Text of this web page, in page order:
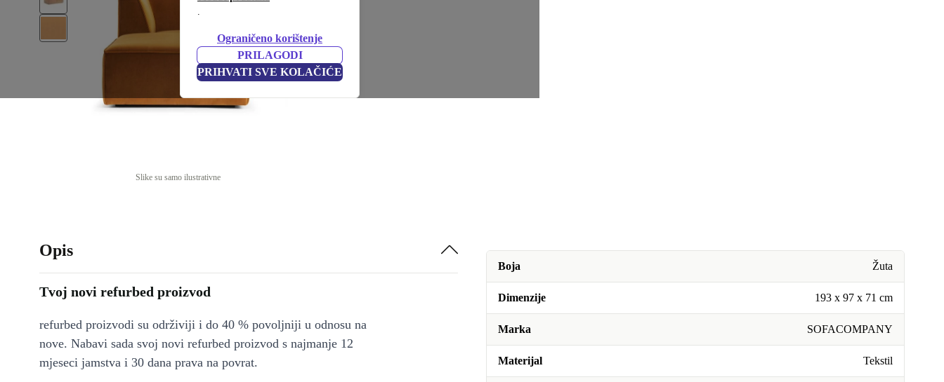
.
Ograničeno korištenje
PRILAGODI
PRIHVATI SVE KOLAČIĆE
Slike su samo ilustrativne
Boja Žuta
Dimenzije 193 x 97 x 71 cm
Marka SOFACOMPANY
Materijal Tekstil
Opis
Tvoj novi refurbed proizvod
refurbed proizvodi su održiviji i do 40 % povoljniji u odnosu na
nove. Nabavi sada svoj novi refurbed proizvod s najmanje 12
mjeseci jamstva i 30 dana prava na povrat.